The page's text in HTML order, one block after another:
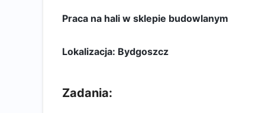
Praca na hali w sklepie budowlanym
Lokalizacja: Bydgoszcz
Zadania: